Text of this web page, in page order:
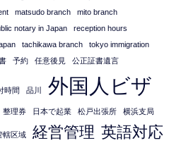
matsudo branch
mito branch
notary in Japan
reception hours
tachikawa branch
tokyo immigration
予約 任意後見 公正証書遺言
時間 品川 外国人ビザ
整理券 日本で起業 松戸出張所 横浜支局
轄区域 経営管理 英語対応